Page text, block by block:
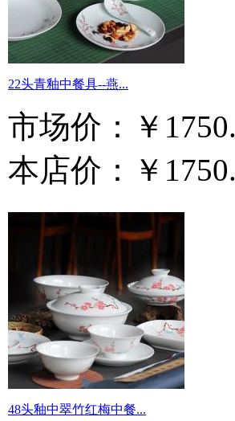
22头青釉中餐具--燕...
市场价：
￥
本店价：
￥
48头釉中翠竹红梅中餐...